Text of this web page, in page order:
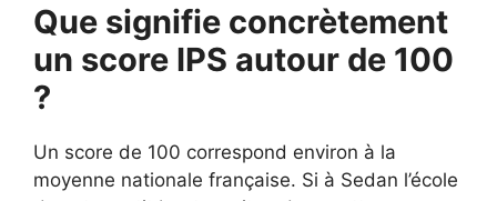
Que signifie concrètement
un score IPS autour de 100
?
Un score de 100 correspond environ à la
moyenne nationale française. Si à Sedan l’école